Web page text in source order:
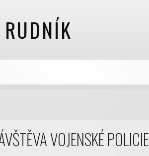
RUDNÍK
VOJENSKÉ POLICIE